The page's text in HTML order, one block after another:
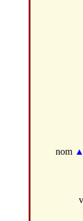
nom ▲